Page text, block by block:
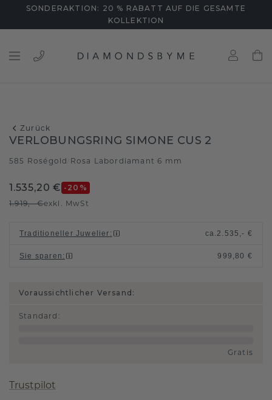
SONDERAKTION: 20 % RABATT AUF DIE GESAMTE
KOLLEKTION
Zurück
VERLOBUNGSRING SIMONE CUS 2
585 Roségold Rosa Labordiamant 6 mm
1.535,20 € -20 %
1.919,- €exkl. MwSt
Traditioneller Juwelier : ca.2.535,- €
Sie sparen : 999,80 €
Voraussichtlicher Versand:
Standard :
Gratis
Trustpilot